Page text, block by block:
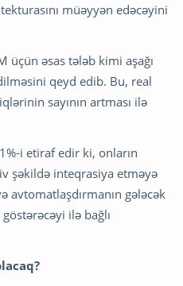
müəyyən edəcəyini
üçün əsas tələb kimi aşağı
qeyd edib. Bu, real
sayının artması ilə
i etiraf edir ki, onların
şəkildə inteqrasiya etməyə
avtomatlaşdırmanın gələcək
ilə bağlı